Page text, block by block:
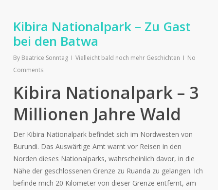
Kibira Nationalpark – Zu Gast
bei den Batwa
By Beatrice Sonntag Vielleicht bald noch mehr Geschichten
No
Comments
Kibira Nationalpark – 3
Millionen Jahre Wald
Der Kibira Nationalpark befindet sich im Nordwesten von
Burundi. Das Auswärtige Amt warnt vor Reisen in den
Norden dieses Nationalparks, wahrscheinlich davor, in die
Nähe der geschlossenen Grenze zu Ruanda zu gelangen. Ich
befinde mich 20 Kilometer von dieser Grenze entfernt, am